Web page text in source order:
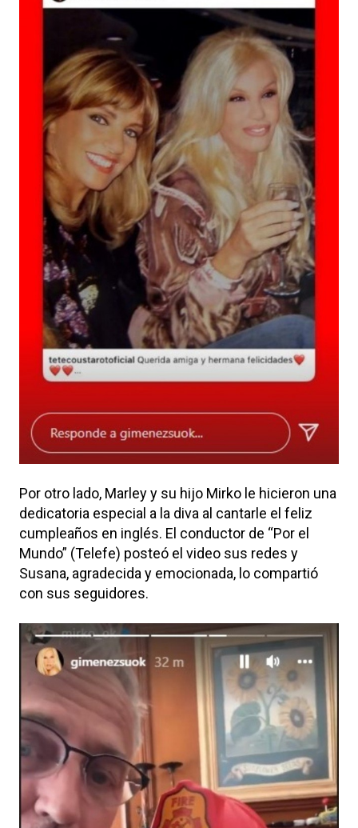
Por otro lado, Marley y su hijo Mirko le hicieron una
dedicatoria especial a la diva al cantarle el feliz
cumpleaños en inglés. El conductor de “Por el
Mundo” (Telefe) posteó el video sus redes y
Susana, agradecida y emocionada, lo compartió
con sus seguidores.